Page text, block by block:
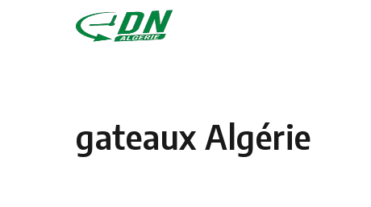
Skip to content
gateaux Algérie